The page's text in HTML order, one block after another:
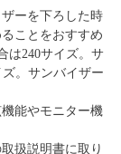
ーを下ろした時
ことをおすすめ
は240サイズ。サ
ズ。サンバイザー
能やモニター機
扱説明書に取り